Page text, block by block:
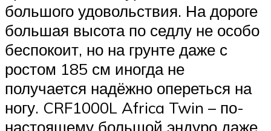
большого удовольствия. На дороге
большая высота по седлу не особо
беспокоит, но на грунте даже с
ростом 185 см иногда не
получается надёжно опереться на
ногу. CRF1000L Africa Twin – по-
настоящему большой эндуро даже